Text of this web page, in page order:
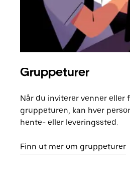
Gruppeturer
Når du inviterer venner eller
gruppeturen, kan hver
hente- eller leveringssted.
Finn ut mer om gruppeturer